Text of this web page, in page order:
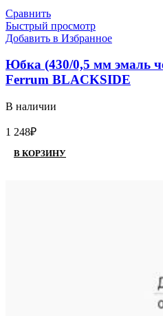
Сравнить
Быстрый просмотр
Добавить в Избранное
Юбка (430/0,5 мм эмаль
Ferrum BLACKSIDE
В наличии
1 248₽
В КОРЗИНУ